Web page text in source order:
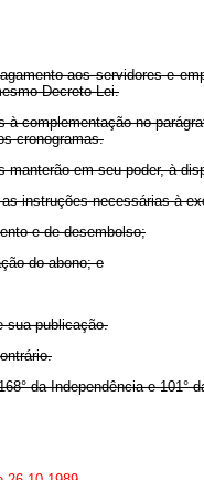
aos servidores e
Decreto-Lei.
à complementação no
cronogramas.
manterão em seu poder, à
instruções necessárias à
e de desembolso;
do abono; e
sua publicação.
da Independência e 101°